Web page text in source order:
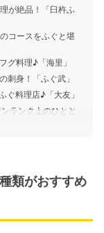
が絶品！「臼杵ふ
コースをふぐと堪
グ料理♪「海里」
刺身！「ふぐ武」
ぐ料理店♪「大友」
ランク上のひとと
類がおすすめ